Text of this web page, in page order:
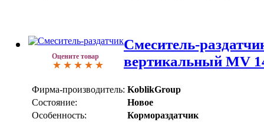
Оцените товар
Смеситель-
вертикальный MV
Фирма-производитель: KoblikGroup
Состояние:
Новое
Особенность:
Кормораздатчик